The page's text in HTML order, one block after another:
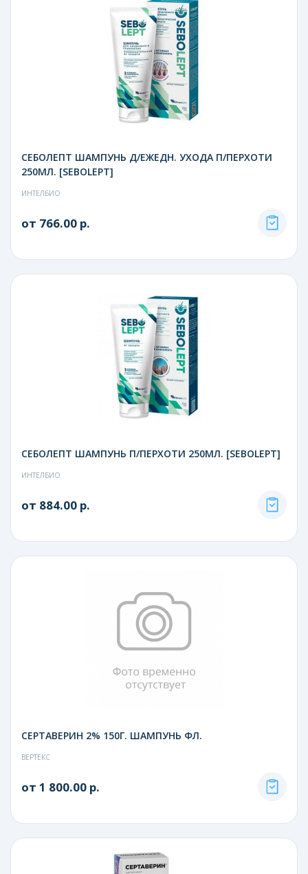
СЕБОЛЕПТ ШАМПУНЬ Д/ЕЖЕДН. УХОДА П/ПЕРХОТИ
250МЛ. [SEBOLEPT]
ИНТЕЛБИО
от 766.00 р.
СЕБОЛЕПТ ШАМПУНЬ П/ПЕРХОТИ 250МЛ. [SEBOLEPT]
ИНТЕЛБИО
от 884.00 р.
СЕРТАВЕРИН 2% 150Г. ШАМПУНЬ ФЛ.
ВЕРТЕКС
от 1 800.00 р.